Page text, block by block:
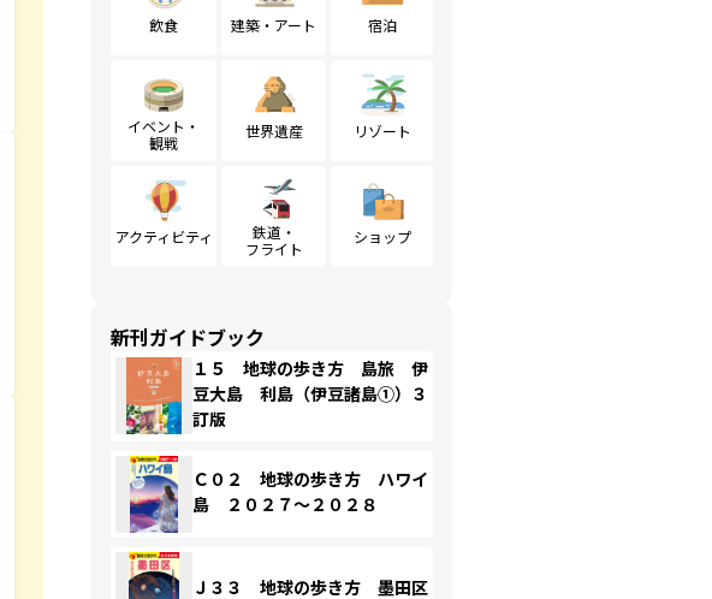
飲食 建築・アート 宿泊
イベント・
観戦
世界遺産 リゾート
アクティビティ
鉄道・
フライト
ショップ
新刊ガイドブック
１５ 地球の歩き方 島旅 伊
豆大島 利島（伊豆諸島①）３
訂版
Ｃ０２ 地球の歩き方 ハワイ
島 ２０２７～２０２８
Ｊ３３ 地球の歩き方 墨田区